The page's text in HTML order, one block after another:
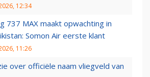
12:34
737 MAX maakt opwachting in
Somon Air eerste klant
11:26
over officiële naam vliegveld van